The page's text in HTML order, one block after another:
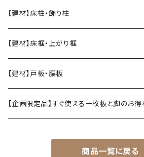
【建材】床柱・飾り柱
【建材】床框・上がり框
【建材】戸板・腰板
【企画限定品】すぐ使える一枚板と脚のお得
商品一覧に戻る